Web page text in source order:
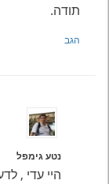
תודה.
הגב
נטע גימפל
היי עדי ,